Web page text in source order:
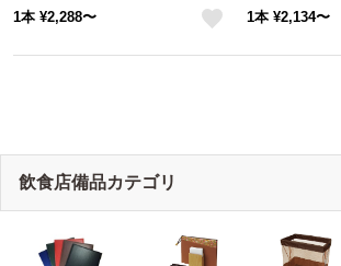
1本 ¥2,288〜 1本 ¥2,134〜
飲食店備品カテゴリ